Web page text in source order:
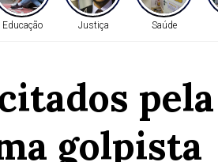
Educação Justiça Saúde
golpista